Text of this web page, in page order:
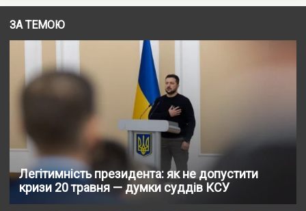
ЗА ТЕМОЮ
Легітимність президента: як не допустити
кризи 20 травня — думки суддів КСУ